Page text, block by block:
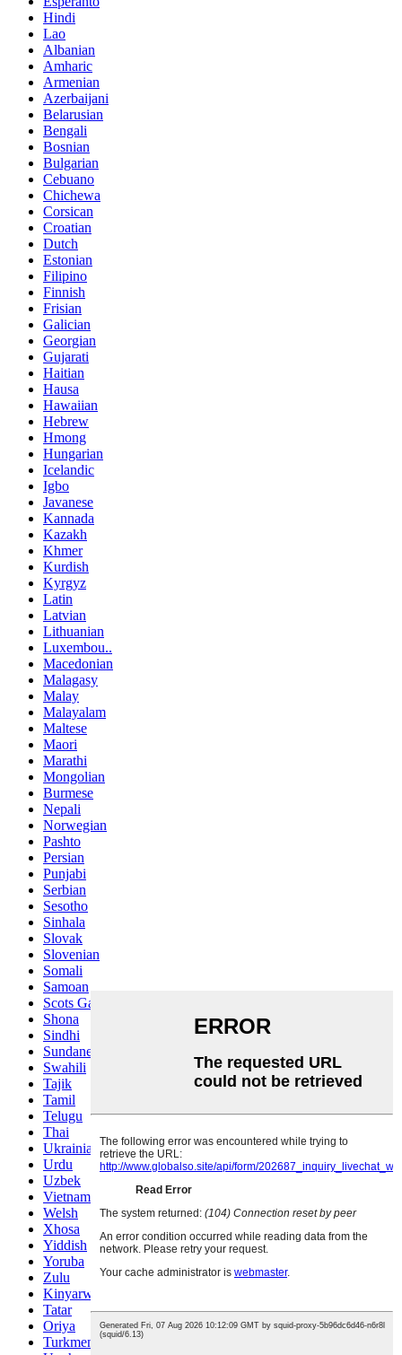
Hindi
Lao
Albanian
Amharic
Armenian
Azerbaijani
Belarusian
Bengali
Bosnian
Bulgarian
Cebuano
Chichewa
Corsican
Croatian
Dutch
Estonian
Filipino
Finnish
Frisian
Galician
Georgian
Gujarati
Haitian
Hausa
Hawaiian
Hebrew
Hmong
Hungarian
Icelandic
Igbo
Javanese
Kannada
Kazakh
Khmer
Kurdish
Kyrgyz
Latin
Latvian
Lithuanian
Luxembou..
Macedonian
Malagasy
Malay
Malayalam
Maltese
Maori
Marathi
Mongolian
Burmese
Nepali
Norwegian
Pashto
Persian
Punjabi
Serbian
Sesotho
Sinhala
Slovak
Slovenian
Somali
Samoan
Scots Gaelic
Shona
Sindhi
Sundanese
Swahili
Tajik
Tamil
Telugu
Thai
Ukrainian
Urdu
Uzbek
Vietnamese
Welsh
Xhosa
Yiddish
Yoruba
Zulu
Kinyarwanda
Tatar
Oriya
Turkmen